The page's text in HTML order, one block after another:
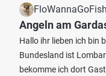
Angeln am
Hallo ihr lieben ich bin
Bundesland ist
bekomme ich dort